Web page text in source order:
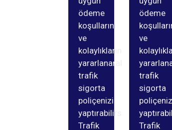
ödeme
koşullarını
ve
kolaylıklarından
yararlanarak
trafik
sigorta
poliçenizi
yaptırabilirsiniz.
Trafik
ödeme
ve
trafik
sigorta
Trafik